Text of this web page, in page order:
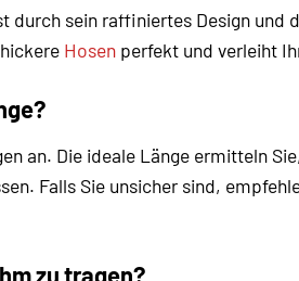
durch sein raffiniertes Design
Hosen perfekt und verleiht
an. Die ideale Länge ermitteln
Falls Sie unsicher sind,
zu tragen?